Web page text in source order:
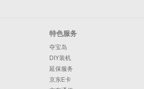
特色服务
夺宝岛
DIY装机
延保服务
京东E卡